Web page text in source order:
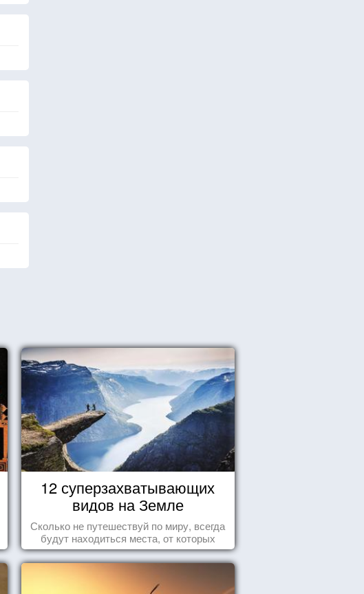
12 суперзахватывающих
видов на Земле
Сколько не путешествуй по миру, всегда
будут находиться места, от которых
перехватывает дух и кружится голова...